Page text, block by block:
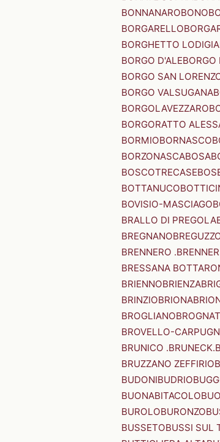
BONNANAROBONO
BORGARELLO
BORGHETTO
BORGO D'ALEBORGO
BORGO SAN
BORGO VALSUGANA
BORGOLAVEZZARO
BORGORATTO
BORMIOBORNASCO
BORZONASCABOSA
BOSCOTRECASE
BOTTANUCO
BOVISIO-MASCIAGO
BRALLO DI PREGOLA
BREGNANO
BRENNERO
BRESSANA
BRIENNOBRIENZA
BRINZIOBRIONA
BROGLIANO
BROVELLO-
BRUNICO .BRUNECK.
BRUZZANO ZEFFIRIO
BUDONIBUDRIO
BUONABITACOLO
BUROLOBURONZO
BUSSETOBUSSI SUL